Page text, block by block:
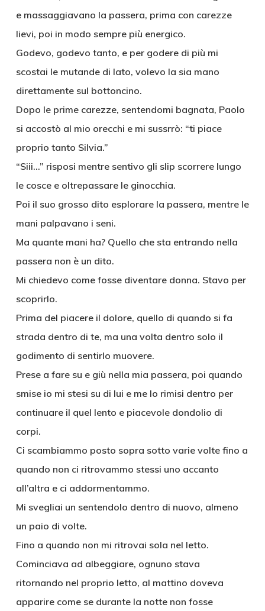
e massaggiavano la passera, prima con carezze
lievi, poi in modo sempre più energico.
Godevo, godevo tanto, e per godere di più mi
scostai le mutande di lato, volevo la sia mano
direttamente sul bottoncino.
Dopo le prime carezze, sentendomi bagnata, Paolo
si accostò al mio orecchi e mi sussrrò: “ti piace
proprio tanto Silvia.”
“Siii…” risposi mentre sentivo gli slip scorrere lungo
le cosce e oltrepassare le ginocchia.
Poi il suo grosso dito esplorare la passera, mentre le
mani palpavano i seni.
Ma quante mani ha? Quello che sta entrando nella
passera non è un dito.
Mi chiedevo come fosse diventare donna. Stavo per
scoprirlo.
Prima del piacere il dolore, quello di quando si fa
strada dentro di te, ma una volta dentro solo il
godimento di sentirlo muovere.
Prese a fare su e giù nella mia passera, poi quando
smise io mi stesi su di lui e me lo rimisi dentro per
continuare il quel lento e piacevole dondolio di
corpi.
Ci scambiammo posto sopra sotto varie volte fino a
quando non ci ritrovammo stessi uno accanto
all’altra e ci addormentammo.
Mi svegliai un sentendolo dentro di nuovo, almeno
un paio di volte.
Fino a quando non mi ritrovai sola nel letto.
Cominciava ad albeggiare, ognuno stava
ritornando nel proprio letto, al mattino doveva
apparire come se durante la notte non fosse